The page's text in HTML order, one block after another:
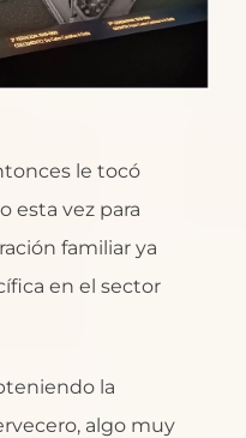
le tocó
esta vez para
familiar ya
en el sector
la
algo muy